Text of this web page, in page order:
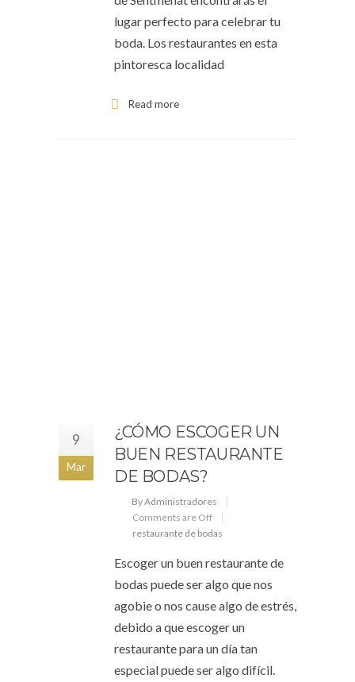
lugar perfecto para celebrar tu
boda. Los restaurantes en esta
pintoresca localidad
Read more
9
Mar
¿CÓMO ESCOGER UN
BUEN RESTAURANTE
DE BODAS?
By Administradores
Comments are Off
restaurante de bodas
Escoger un buen restaurante de
bodas puede ser algo que nos
agobie o nos cause algo de estrés,
debido a que escoger un
restaurante para un día tan
especial puede ser algo difícil.